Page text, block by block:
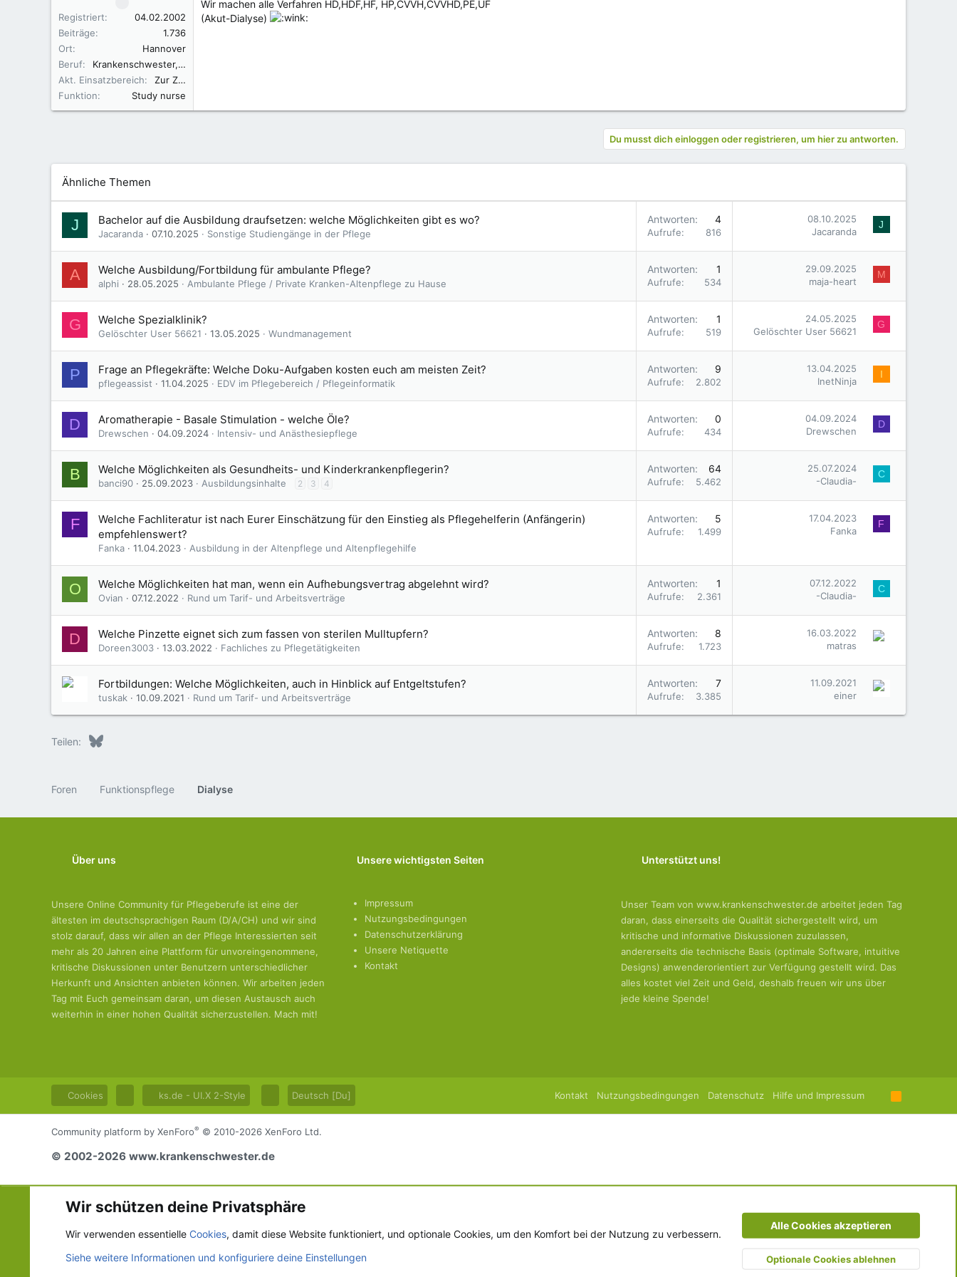
Registriert
04.02.2002
Beiträge
1.736
Ort
Hannover
Beruf
Krankenschwester, Fachkraft für Leitungsaufgaben in der Pflege (FLP)
Akt. Einsatzbereich
Zur Zeit in der Elternzeit
Funktion
Study nurse
Wir machen alle Verfahren HD,HDF,HF, HP,CVVH,CVVHD,PE,UF
(Akut-Dialyse)
Du musst dich einloggen oder registrieren, um hier zu antworten.
Ähnliche Themen
J Bachelor auf die Ausbildung draufsetzen: welche Möglichkeiten gibt es wo?
Jacaranda 07.10.2025 Sonstige Studiengänge in der Pflege
Antworten 4
Aufrufe 816
08.10.2025
Jacaranda
J
A Welche Ausbildung/Fortbildung für ambulante Pflege?
alphi 28.05.2025 Ambulante Pflege / Private Kranken-Altenpflege zu Hause
Antworten 1
Aufrufe 534
29.09.2025
maja-heart
M
G Welche Spezialklinik?
Gelöschter User 56621 13.05.2025 Wundmanagement
Antworten 1
Aufrufe 519
24.05.2025
Gelöschter User 56621
G
P Frage an Pflegekräfte: Welche Doku-Aufgaben kosten euch am meisten Zeit?
pflegeassist 11.04.2025 EDV im Pflegebereich / Pflegeinformatik
Antworten 9
Aufrufe 2.802
13.04.2025
InetNinja
I
D Aromatherapie - Basale Stimulation - welche Öle?
Drewschen 04.09.2024 Intensiv- und Anästhesiepflege
Antworten 0
Aufrufe 434
04.09.2024
Drewschen
D
B Welche Möglichkeiten als Gesundheits- und Kinderkrankenpflegerin?
banci90 25.09.2023 Ausbildungsinhalte 2 3 4
Antworten 64
Aufrufe 5.462
25.07.2024
-Claudia-
C
F
Welche Fachliteratur ist nach Eurer Einschätzung für den Einstieg als Pflegehelferin (Anfängerin)
empfehlenswert?
Fanka 11.04.2023 Ausbildung in der Altenpflege und Altenpflegehilfe
Antworten 5
Aufrufe 1.499
17.04.2023
Fanka
F
O Welche Möglichkeiten hat man, wenn ein Aufhebungsvertrag abgelehnt wird?
Ovian 07.12.2022 Rund um Tarif- und Arbeitsverträge
Antworten 1
Aufrufe 2.361
07.12.2022
-Claudia-
C
D Welche Pinzette eignet sich zum fassen von sterilen Mulltupfern?
Doreen3003 13.03.2022 Fachliches zu Pflegetätigkeiten
Antworten 8
Aufrufe 1.723
16.03.2022
matras
Fortbildungen: Welche Möglichkeiten, auch in Hinblick auf Entgeltstufen?
tuskak 10.09.2021 Rund um Tarif- und Arbeitsverträge
Antworten 7
Aufrufe 3.385
11.09.2021
einer
Teilen: Bluesky
Foren Funktionspflege Dialyse
Über uns
Unsere Online Community für Pflegeberufe ist eine der
ältesten im deutschsprachigen Raum (D/A/CH) und wir sind
stolz darauf, dass wir allen an der Pflege Interessierten seit
mehr als 20 Jahren eine Plattform für unvoreingenommene,
kritische Diskussionen unter Benutzern unterschiedlicher
Herkunft und Ansichten anbieten können. Wir arbeiten jeden
Tag mit Euch gemeinsam daran, um diesen Austausch auch
weiterhin in einer hohen Qualität sicherzustellen. Mach mit!
Unsere wichtigsten Seiten
Impressum
Nutzungsbedingungen
Datenschutzerklärung
Unsere Netiquette
Kontakt
Unterstützt uns!
Unser Team von www.krankenschwester.de arbeitet jeden Tag
daran, dass einerseits die Qualität sichergestellt wird, um
kritische und informative Diskussionen zuzulassen,
andererseits die technische Basis (optimale Software, intuitive
Designs) anwenderorientiert zur Verfügung gestellt wird. Das
alles kostet viel Zeit und Geld, deshalb freuen wir uns über
jede kleine Spende!
Cookies ks.de - UI.X 2-Style Deutsch [Du] Kontakt Nutzungsbedingungen Datenschutz Hilfe und Impressum
R
S
S
Community platform by XenForo® © 2010-2026 XenForo Ltd.
© 2002-2026 www.krankenschwester.de
Wir schützen deine Privatsphäre
Wir verwenden essentielle Cookies, damit diese Website funktioniert, und optionale Cookies, um den Komfort bei der Nutzung zu verbessern.
Siehe weitere Informationen und konfiguriere deine Einstellungen
Alle Cookies akzeptieren
Optionale Cookies ablehnen